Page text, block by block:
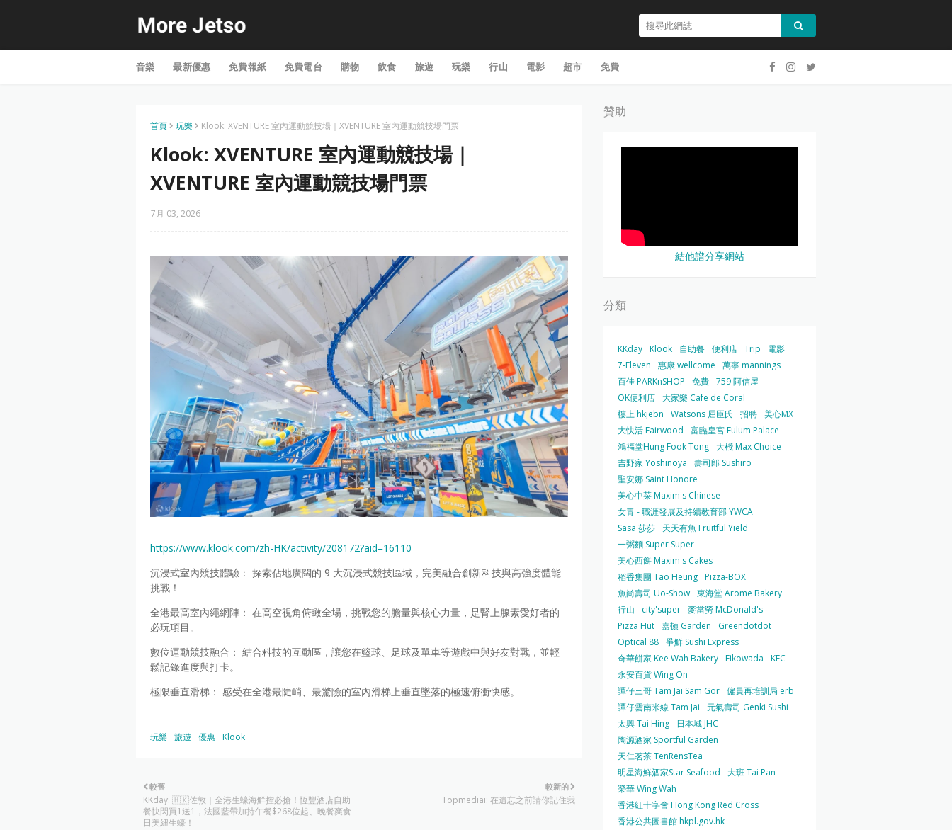
音樂 最新優惠 免費報紙 免費電台 購物 飲食 旅遊 玩樂 行山 電影 超市 免費
首頁 玩樂 Klook: XVENTURE 室內運動競技場｜XVENTURE 室內運動競技場門票
Klook: XVENTURE 室內運動競技場｜
XVENTURE 室內運動競技場門票
7月 03, 2026
https://www.klook.com/zh-HK/activity/208172?aid=16110
沉浸式室內競技體驗： 探索佔地廣闊的 9 大沉浸式競技區域，完美融合創新科技與高強度體能
挑戰！
全港最高室內繩網陣： 在高空視角俯瞰全場，挑戰您的膽量與核心力量，是腎上腺素愛好者的
必玩項目。
數位運動競技融合： 結合科技的互動區，讓您在籃球、足球及單車等遊戲中與好友對戰，並輕
鬆記錄進度與打卡。
極限垂直滑梯： 感受在全港最陡峭、最驚險的室內滑梯上垂直墜落的極速俯衝快感。
玩樂 旅遊 優惠 Klook
較新的
Topmediai: 在遺忘之前請你記住我
較舊
KKday: 🇭🇰佐敦｜全港生蠔海鮮控必搶！恆豐酒店自助
餐快閃買1送1，法國藍帶加持午餐$268位起、晚餐爽食
日美紐生蠔！
贊助
結他譜分享網站
分類
KKday Klook 自助餐 便利店 Trip
電影
7-Eleven
惠康 wellcome
萬寧 mannings
百佳 PARKnSHOP
免費 759 阿信屋
OK便利店 大家樂 Cafe de Coral
樓上 hkjebn
Watsons 屈臣氏 招聘 美心MX
大快活 Fairwood
富臨皇宮 Fulum Palace
鴻福堂Hung Fook Tong 大棧 Max Choice
吉野家 Yoshinoya
壽司郎 Sushiro
聖安娜 Saint Honore
美心中菜 Maxim's Chinese
女青 - 職涯發展及持續教育部 YWCA
Sasa 莎莎
天天有魚 Fruitful Yield
一粥麵 Super Super
美心西餅 Maxim's Cakes
稻香集團 Tao Heung Pizza-BOX
魚尚壽司 Uo-Show 東海堂 Arome Bakery
行山
city'super 麥當勞 McDonald's
Pizza Hut 嘉頓 Garden
Greendotdot
Optical 88 爭鮮 Sushi Express
奇華餅家 Kee Wah Bakery Eikowada
KFC
永安百貨 Wing On
譚仔三哥 Tam Jai Sam Gor 僱員再培訓局 erb
譚仔雲南米線 Tam Jai
元氣壽司 Genki Sushi
太興 Tai Hing
日本城 JHC
陶源酒家 Sportful Garden
天仁茗茶 TenRensTea
明星海鮮酒家Star Seafood
大班 Tai Pan
榮華 Wing Wah
香港紅十字會 Hong Kong Red Cross
香港公共圖書館 hkpl.gov.hk